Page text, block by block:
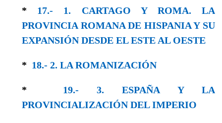
* 17.- 1. CARTAGO Y ROMA. LA
PROVINCIA ROMANA DE HISPANIA Y SU
EXPANSIÓN DESDE EL ESTE AL OESTE
* 18.- 2. LA ROMANIZACIÓN
* 19.- 3. ESPAÑA Y LA
PROVINCIALIZACIÓN DEL IMPERIO